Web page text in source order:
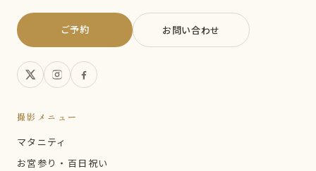
ご予約 お問い合わせ
撮影メニュー
マタニティ
お宮参り・百日祝い